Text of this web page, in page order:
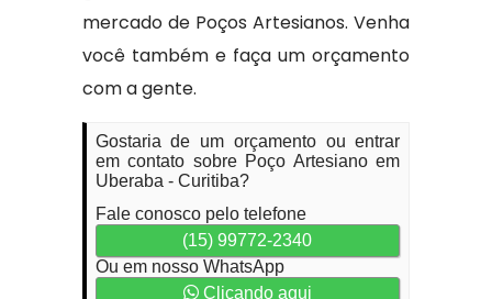
mercado de Poços Artesianos. Venha
você também e faça um orçamento
com a gente.
Gostaria de um orçamento ou entrar
em contato sobre Poço Artesiano em
Uberaba - Curitiba?
Fale conosco pelo telefone
(15) 99772-2340
Ou em nosso WhatsApp
Clicando aqui